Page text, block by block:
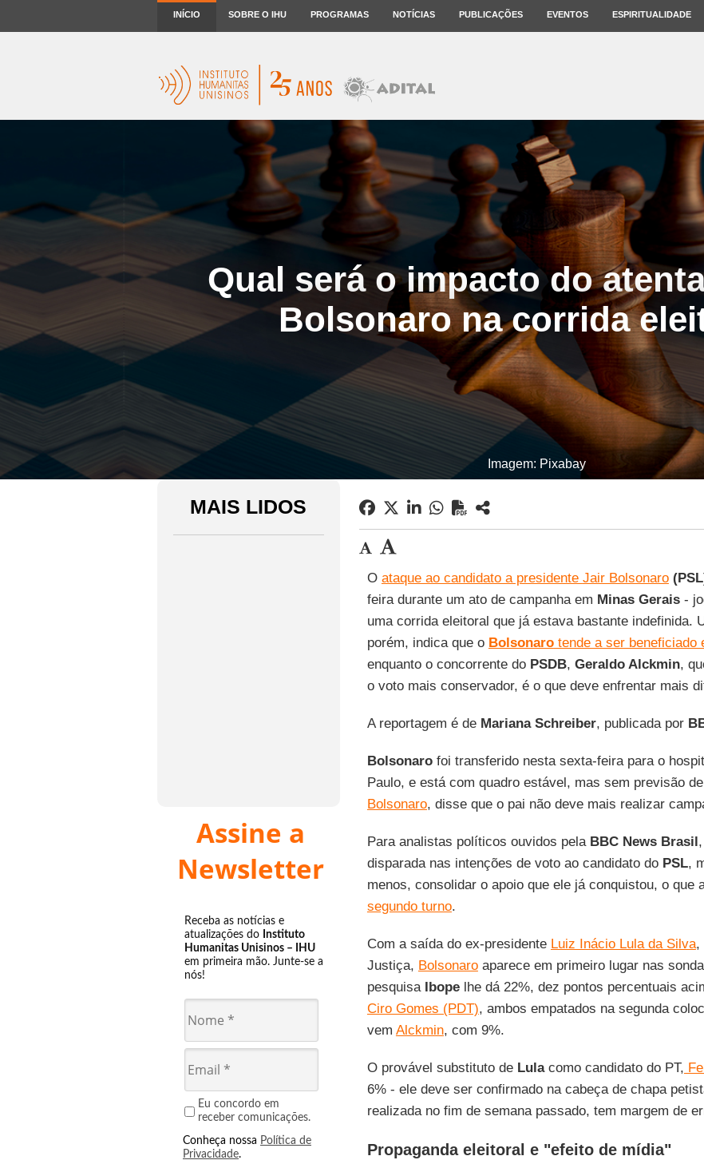
INÍCIO SOBRE O IHU PROGRAMAS NOTÍCIAS PUBLICAÇÕES EVENTOS ESPIRITUALIDADE
Qual será o impacto do
Bolsonaro na corrida
Imagem: Pixabay
MAIS LIDOS
Assine a
Newsletter
Receba as notícias e
atualizações do Instituto
Humanitas Unisinos – IHU
em primeira mão. Junte-se a
nós!
Eu concordo em
receber comunicações.
Conheça nossa Política de
Privacidade.
O ataque ao candidato a presidente Jair Bolsonaro
feira durante um ato de campanha em Minas Gerais-
uma corrida eleitoral que já estava bastante indefinida.
porém, indica que o Bolsonarotende a ser beneficiado
enquanto o concorrente do PSDB, Geraldo Alckmin,
o voto mais conservador, é o que deve enfrentar mais
A reportagem é de Mariana Schreiber, publicada por
Bolsonarofoi transferido nesta sexta-feira para o
Paulo, e está com quadro estável, mas sem previsão
Bolsonaro, disse que o pai não deve mais realizar
Para analistas políticos ouvidos pela BBC News Brasil
disparada nas intenções de voto ao candidato do PSL,
menos, consolidar o apoio que ele já conquistou, o que
segundo turno.
Com a saída do ex-presidente Luiz Inácio Lula da Silva,
Justiça, Bolsonaroaparece em primeiro lugar nas
pesquisa Ibopelhe dá 22%, dez pontos percentuais
Ciro Gomes (PDT), ambos empatados na segunda
vem Alckmin, com 9%.
O provável substituto de Lulacomo candidato do PT,
6% - ele deve ser confirmado na cabeça de chapa
realizada no fim de semana passado, tem margem de
Propaganda eleitoral e "efeito de mídia"